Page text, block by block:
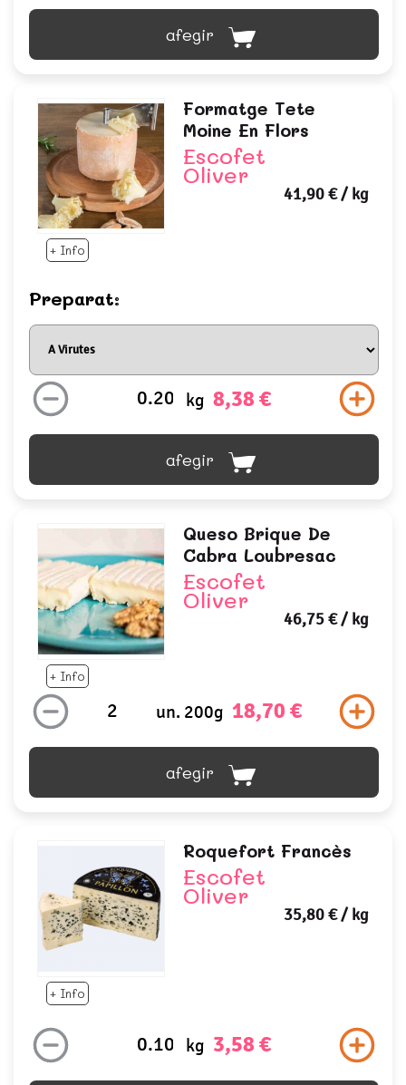
afegir
+ Info
Formatge Tete
Moine En Flors
Escofet
Oliver
41,90 €/ kg
Preparat:
kg 8,38 €
afegir
+ Info
Queso Brique De
Cabra Loubresac
Escofet
Oliver
46,75 €/ kg
un. 200g 18,70 €
afegir
+ Info
Roquefort Francès
Escofet
Oliver
35,80 €/ kg
kg 3,58 €